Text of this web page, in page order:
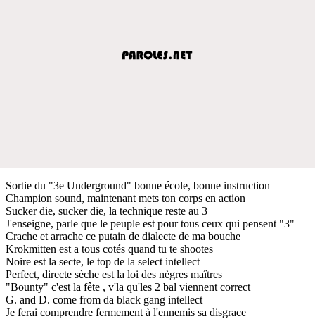
Sortie du "3e Underground" bonne école, bonne instruction
Champion sound, maintenant mets ton corps en action
Sucker die, sucker die, la technique reste au 3
J'enseigne, parle que le peuple est pour tous ceux qui pensent "3"
Crache et arrache ce putain de dialecte de ma bouche
Krokmitten est a tous cotés quand tu te shootes
Noire est la secte, le top de la select intellect
Perfect, directe sèche est la loi des nègres maîtres
"Bounty" c'est la fête , v'la qu'les 2 bal viennent correct
G. and D. come from da black gang intellect
Je ferai comprendre fermement à l'ennemis sa disgrace